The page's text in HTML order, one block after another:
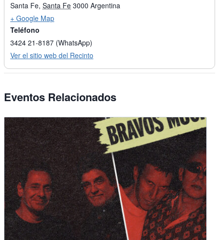
Santa Fe, Santa Fe 3000 Argentina
+ Google Map
Teléfono
3424 21-8187 (WhatsApp)
Ver el sitio web del Recinto
Eventos Relacionados